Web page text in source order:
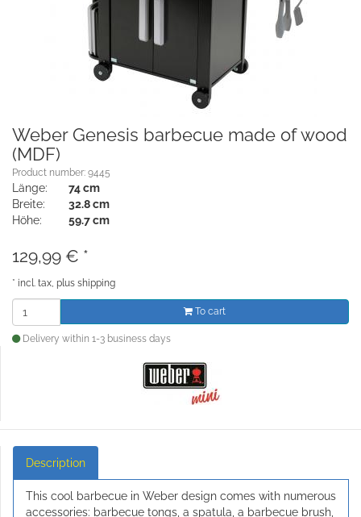
Weber Genesis barbecue made of wood
(MDF)
Product number: 9445
Länge:
74 cm
Breite:
32.8 cm
Höhe:
59.7 cm
129,99 € *
* incl. tax, plus shipping
To cart
Delivery within 1-3 business days
Description
This cool barbecue in Weber design comes with numerous
accessories: barbecue tongs, a spatula, a barbecue brush,